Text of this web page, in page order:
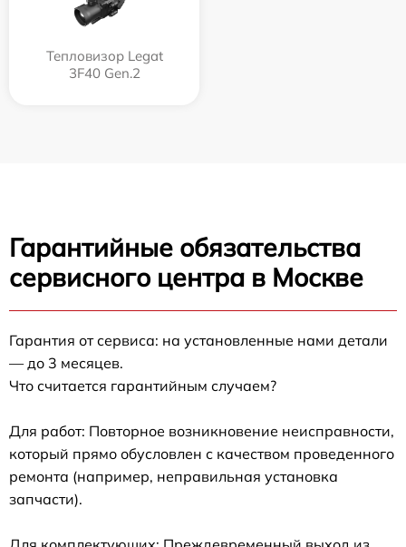
Тепловизор Legat
3F40 Gen.2
Гарантийные обязательства
сервисного центра в Москве
Гарантия от сервиса: на установленные нами детали
— до 3 месяцев.
Что считается гарантийным случаем?
Для работ: Повторное возникновение неисправности,
который прямо обусловлен с качеством проведенного
ремонта (например, неправильная установка
запчасти).